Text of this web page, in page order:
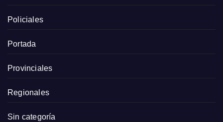
Policiales
Portada
Provinciales
Regionales
Sin categoría